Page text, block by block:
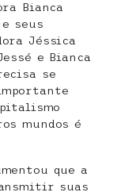
Bianca
seus
Jéssica
e Bianca
se
mundos é
que a
suas